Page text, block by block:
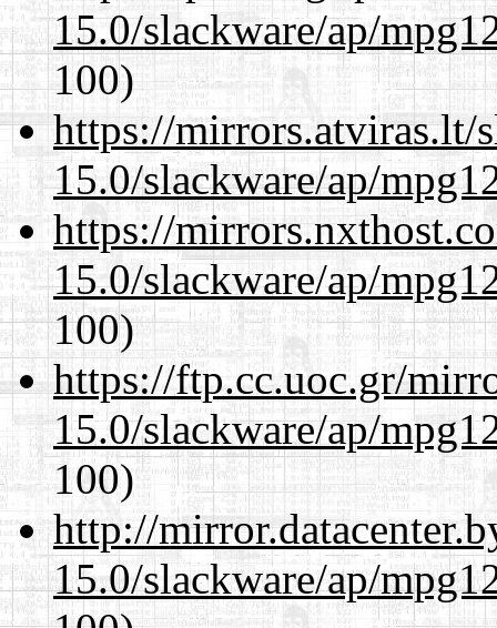
15.0/slackware/ap/
100)
https://mirrors.atviras.lt/
15.0/slackware/ap/
https://
15.0/slackware/ap/
100)
https://ftp.cc.uoc.gr/
15.0/slackware/ap/
100)
http://
15.0/slackware/ap/